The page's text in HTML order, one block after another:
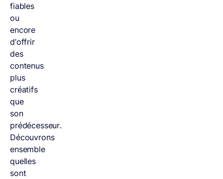
fiables
ou
encore
d’offrir
des
contenus
plus
créatifs
que
son
prédécesseur.
Découvrons
ensemble
quelles
sont